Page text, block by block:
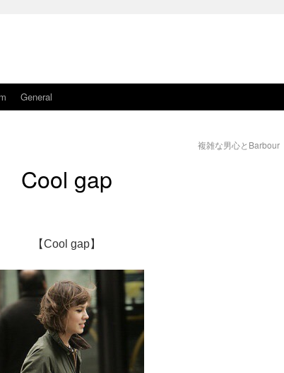
General
複雑な男心とBarbour
Cool gap
【Cool gap】